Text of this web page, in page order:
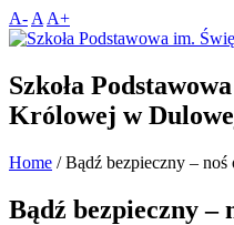
A- A A+
Szkoła
Królowej w
Home / Bądź bezpieczny – noś
Bądź bezpieczny –